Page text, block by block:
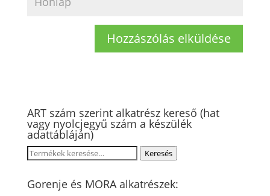
ART szám szerint alkatrész kereső (hat
vagy nyolcjegyű szám a készülék
adattábláján)
Keresés
következőre:
Keresés
Gorenje és MORA alkatrészek: